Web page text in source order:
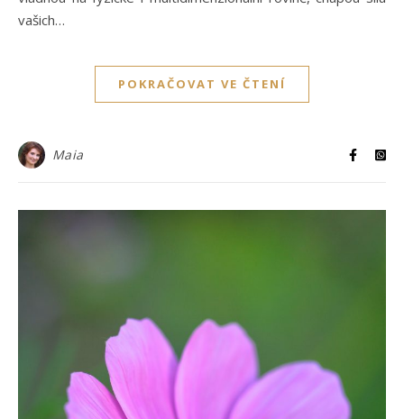
vašich…
POKRAČOVAT VE ČTENÍ
Maia